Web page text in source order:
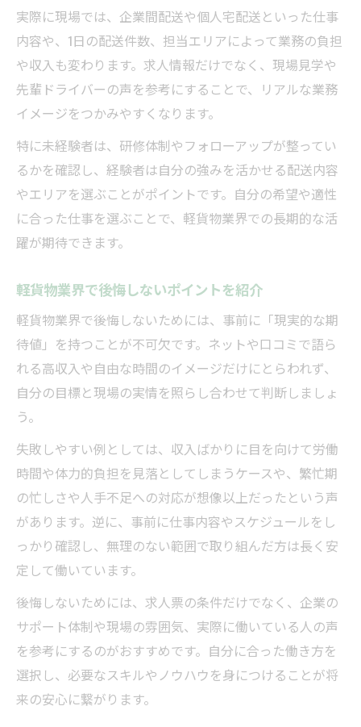
実際に現場では、企業間配送や個人宅配送といった仕事
内容や、1日の配送件数、担当エリアによって業務の負担
や収入も変わります。求人情報だけでなく、現場見学や
先輩ドライバーの声を参考にすることで、リアルな業務
イメージをつかみやすくなります。
特に未経験者は、研修体制やフォローアップが整ってい
るかを確認し、経験者は自分の強みを活かせる配送内容
やエリアを選ぶことがポイントです。自分の希望や適性
に合った仕事を選ぶことで、軽貨物業界での長期的な活
躍が期待できます。
軽貨物業界で後悔しないポイントを紹介
軽貨物業界で後悔しないためには、事前に「現実的な期
待値」を持つことが不可欠です。ネットや口コミで語ら
れる高収入や自由な時間のイメージだけにとらわれず、
自分の目標と現場の実情を照らし合わせて判断しましょ
う。
失敗しやすい例としては、収入ばかりに目を向けて労働
時間や体力的負担を見落としてしまうケースや、繁忙期
の忙しさや人手不足への対応が想像以上だったという声
があります。逆に、事前に仕事内容やスケジュールをし
っかり確認し、無理のない範囲で取り組んだ方は長く安
定して働いています。
後悔しないためには、求人票の条件だけでなく、企業の
サポート体制や現場の雰囲気、実際に働いている人の声
を参考にするのがおすすめです。自分に合った働き方を
選択し、必要なスキルやノウハウを身につけることが将
来の安心に繋がります。